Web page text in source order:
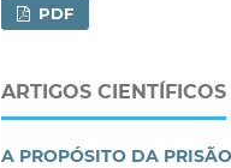
PDF
ARTIGOS CIENTÍFICOS
A PROPÓSITO DA